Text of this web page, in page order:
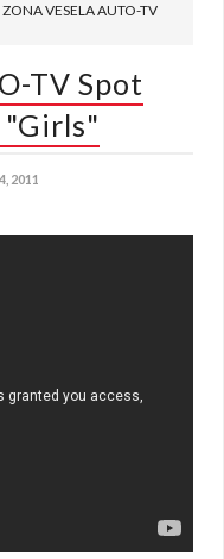
ZONA VESELA AUTO-TV
TV Spot
"Girls"
2011